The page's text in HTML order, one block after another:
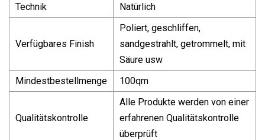
Technik
Natürlich
Verfügbares Finish
Poliert, geschliffen,
sandgestrahlt, getrommelt, mit
Säure usw
Mindestbestellmenge
100qm
Qualitätskontrolle
Alle Produkte werden von einer
erfahrenen Qualitätskontrolle
überprüft